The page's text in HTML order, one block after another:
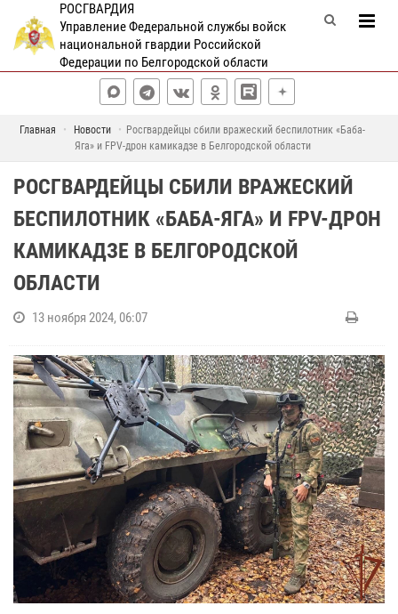
РОСГВАРДИЯ
Управление Федеральной службы войск
национальной гвардии Российской
Федерации по Белгородской области
Главная Новости
Росгвардейцы сбили вражеский беспилотник «Баба-
Яга» и FPV-дрон камикадзе в Белгородской области
РОСГВАРДЕЙЦЫ СБИЛИ ВРАЖЕСКИЙ
БЕСПИЛОТНИК «БАБА-ЯГА» И FPV-ДРОН
КАМИКАДЗЕ В БЕЛГОРОДСКОЙ
ОБЛАСТИ
13 ноября 2024, 06:07